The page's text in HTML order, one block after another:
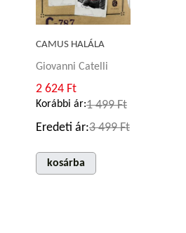
CAMUS HALÁLA
Giovanni Catelli
2 624 Ft
Korábbi ár:1 499 Ft
Eredeti ár:3 499 Ft
kosárba